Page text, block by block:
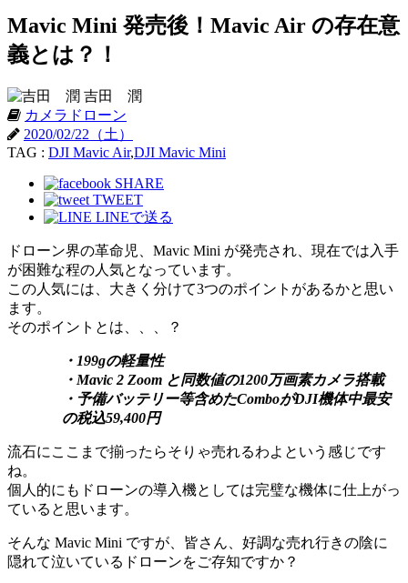
Mavic Mini 発売後！Mavic Air の存在意
義とは？！
吉田 潤
カメラドローン
2020/02/22（土）
TAG : DJI Mavic Air,DJI Mavic Mini
SHARE
TWEET
LINEで送る
ドローン界の革命児、Mavic Mini が発売され、現在では入手
が困難な程の人気となっています。
この人気には、大きく分けて3つのポイントがあるかと思い
ます。
そのポイントとは、、、？
・199gの軽量性
・Mavic 2 Zoom と同数値の1200万画素カメラ搭載
・予備バッテリー等含めたComboがDJI機体中最安
の税込59,400円
流石にここまで揃ったらそりゃ売れるわよという感じです
ね。
個人的にもドローンの導入機としては完璧な機体に仕上がっ
ていると思います。
そんな Mavic Mini ですが、皆さん、好調な売れ行きの陰に
隠れて泣いているドローンをご存知ですか？